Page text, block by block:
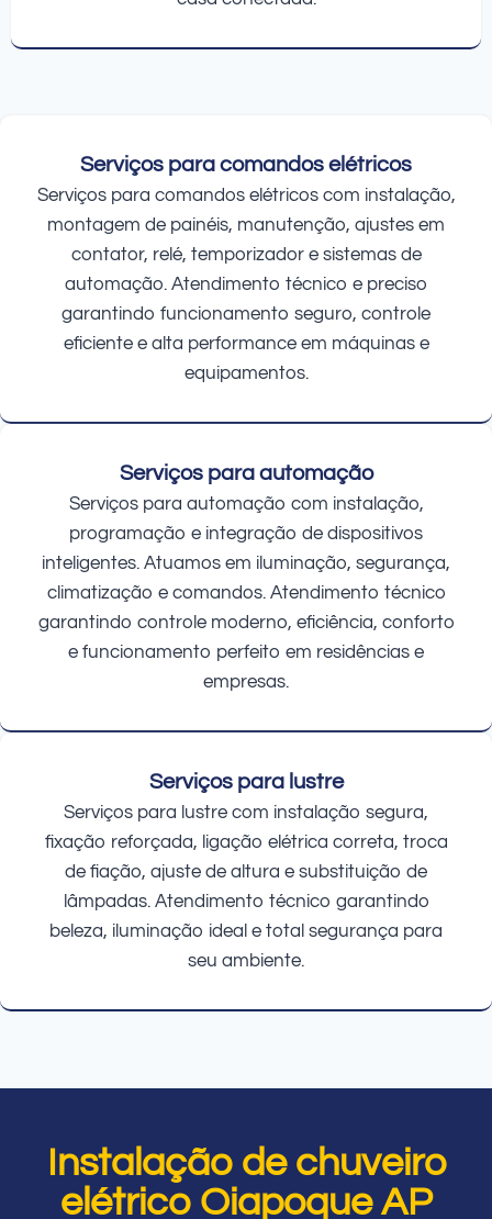
Serviços para comandos elétricos
Serviços para comandos elétricos com instalação,
montagem de painéis, manutenção, ajustes em
contator, relé, temporizador e sistemas de
automação. Atendimento técnico e preciso
garantindo funcionamento seguro, controle
eficiente e alta performance em máquinas e
equipamentos.
Serviços para automação
Serviços para automação com instalação,
programação e integração de dispositivos
inteligentes. Atuamos em iluminação, segurança,
climatização e comandos. Atendimento técnico
garantindo controle moderno, eficiência, conforto
e funcionamento perfeito em residências e
empresas.
Serviços para lustre
Serviços para lustre com instalação segura,
fixação reforçada, ligação elétrica correta, troca
de fiação, ajuste de altura e substituição de
lâmpadas. Atendimento técnico garantindo
beleza, iluminação ideal e total segurança para
seu ambiente.
Instalação de chuveiro
elétrico Oiapoque AP